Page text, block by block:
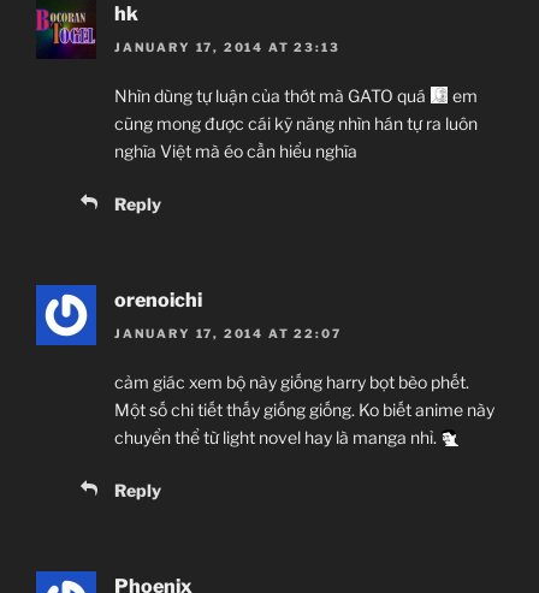
hk
JANUARY 17, 2014 AT 23:13
Nhìn dùng tự luận của thớt mà GATO quá
em
cũng mong được cái kỹ năng nhìn hán tự ra luôn
nghĩa Việt mà éo cần hiểu nghĩa
Reply
orenoichi
JANUARY 17, 2014 AT 22:07
cảm giác xem bộ này giống harry bọt bèo phết.
Một số chi tiết thấy giống giống. Ko biết anime này
chuyển thể từ light novel hay là manga nhỉ.
Reply
Phoenix